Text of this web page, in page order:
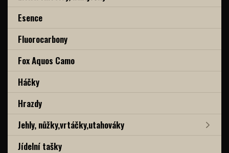
Esence
Fluorocarbony
Fox Aquos Camo
Háčky
Hrazdy
Jehly, nůžky,vrtáčky,utahováky
Jídelní tašky